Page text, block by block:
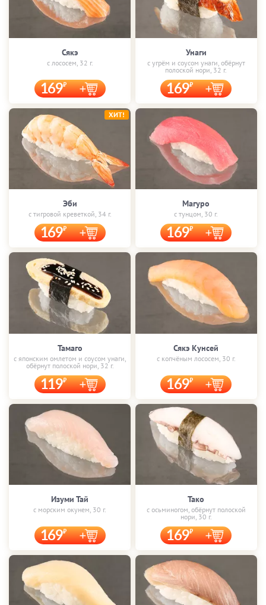
Сякэ
с лососем, 32 г.
169
Унаги
с угрём и соусом унаги, обёрнут
полоской нори, 32 г.
169
Эби
с тигровой креветкой, 34 г.
169
ХИТ!
Магуро
с тунцом, 30 г.
169
Тамаго
с японским омлетом и соусом унаги,
обёрнут полоской нори, 32 г.
119
Сякэ Кунсей
с копчёным лососем, 30 г.
169
Изуми Тай
с морским окунем, 30 г.
169
Тако
с осьминогом, обёрнут полоской
нори, 30 г.
169